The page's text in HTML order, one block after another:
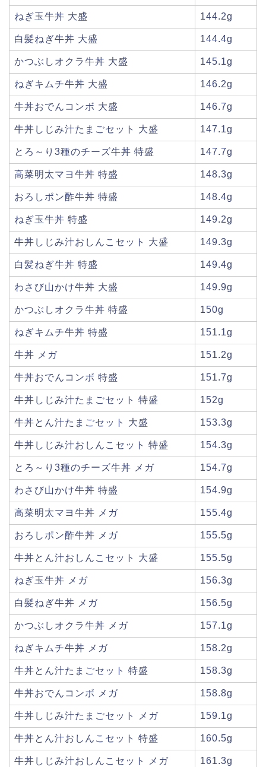
ねぎ玉牛丼 大盛 144.2g
白髪ねぎ牛丼 大盛 144.4g
かつぶしオクラ牛丼 大盛 145.1g
ねぎキムチ牛丼 大盛 146.2g
牛丼おでんコンボ 大盛 146.7g
牛丼しじみ汁たまごセット 大盛 147.1g
とろ～り3種のチーズ牛丼 特盛 147.7g
高菜明太マヨ牛丼 特盛 148.3g
おろしポン酢牛丼 特盛 148.4g
ねぎ玉牛丼 特盛 149.2g
牛丼しじみ汁おしんこセット 大盛 149.3g
白髪ねぎ牛丼 特盛 149.4g
わさび山かけ牛丼 大盛 149.9g
かつぶしオクラ牛丼 特盛 150g
ねぎキムチ牛丼 特盛 151.1g
牛丼 メガ 151.2g
牛丼おでんコンボ 特盛 151.7g
牛丼しじみ汁たまごセット 特盛 152g
牛丼とん汁たまごセット 大盛 153.3g
牛丼しじみ汁おしんこセット 特盛 154.3g
とろ～り3種のチーズ牛丼 メガ 154.7g
わさび山かけ牛丼 特盛 154.9g
高菜明太マヨ牛丼 メガ 155.4g
おろしポン酢牛丼 メガ 155.5g
牛丼とん汁おしんこセット 大盛 155.5g
ねぎ玉牛丼 メガ 156.3g
白髪ねぎ牛丼 メガ 156.5g
かつぶしオクラ牛丼 メガ 157.1g
ねぎキムチ牛丼 メガ 158.2g
牛丼とん汁たまごセット 特盛 158.3g
牛丼おでんコンボ メガ 158.8g
牛丼しじみ汁たまごセット メガ 159.1g
牛丼とん汁おしんこセット 特盛 160.5g
牛丼しじみ汁おしんこセット メガ 161.3g